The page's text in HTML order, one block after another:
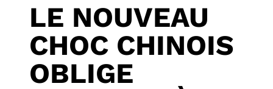
LE NOUVEAU
CHOC CHINOIS
OBLIGE